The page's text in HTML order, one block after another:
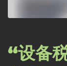
“设备